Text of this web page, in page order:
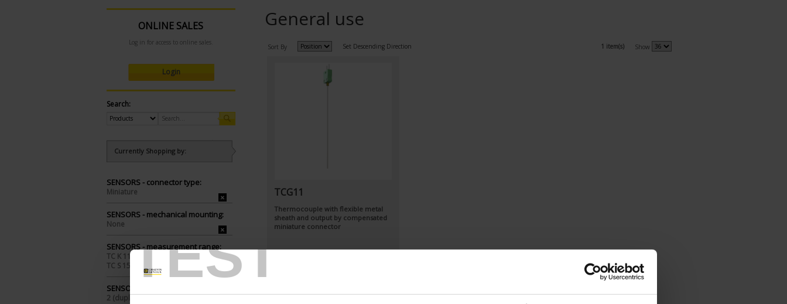
TEST
ONLINE SALES
Log in for access to online sales.
Login
Search:
Currently Shopping by:
SENSORS - connector type:
Miniature
SENSORS - mechanical mounting:
None
SENSORS - measurement range:
TC K 1100 °C maxi
TC S 1500 °C maxi
SENSORS - no. of measuring points:
2 (duplex)
General use
Sort By Set Descending Direction 1 item(s) Show
TCG11
Thermocouple with flexible metal
sheath and output by compensated
miniature connector